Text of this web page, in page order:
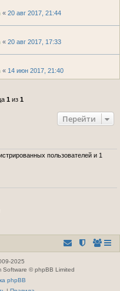
« 20 авг 2017, 21:44
« 20 авг 2017, 17:33
« 14 июн 2017, 21:40
1из 1
Перейти
пользователей и 1
2025
Software © phpBB Limited
phpBB